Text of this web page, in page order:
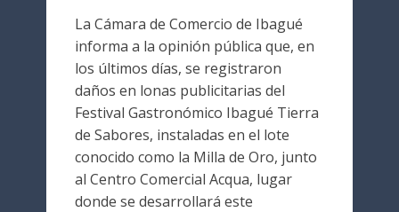
La Cámara de Comercio de Ibagué
informa a la opinión pública que, en
los últimos días, se registraron
daños en lonas publicitarias del
Festival Gastronómico Ibagué Tierra
de Sabores, instaladas en el lote
conocido como la Milla de Oro, junto
al Centro Comercial Acqua, lugar
donde se desarrollará este